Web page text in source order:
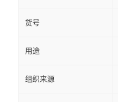
货号
用途
组织来源